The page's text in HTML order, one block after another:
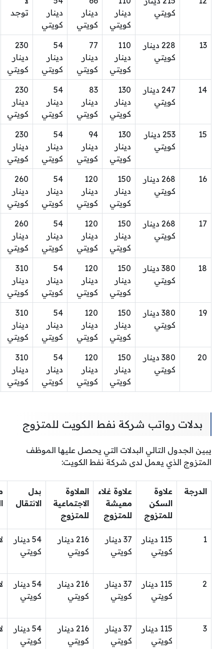
كويتي
دينار
كويتي
دينار
كويتي
دينار
كويتي
توجد
13
228 دينار
كويتي
110
دينار
كويتي
77
دينار
كويتي
54
دينار
كويتي
230
دينار
كويتي
14
247 دينار
كويتي
130
دينار
كويتي
83
دينار
كويتي
54
دينار
كويتي
230
دينار
كويتي
15
253 دينار
كويتي
130
دينار
كويتي
94
دينار
كويتي
54
دينار
كويتي
230
دينار
كويتي
16
268 دينار
كويتي
150
دينار
كويتي
120
دينار
كويتي
54
دينار
كويتي
260
دينار
كويتي
17
268 دينار
كويتي
150
دينار
كويتي
120
دينار
كويتي
54
دينار
كويتي
260
دينار
كويتي
18
380 دينار
كويتي
150
دينار
كويتي
120
دينار
كويتي
54
دينار
كويتي
310
دينار
كويتي
19
380 دينار
كويتي
150
دينار
كويتي
120
دينار
كويتي
54
دينار
كويتي
310
دينار
كويتي
20
380 دينار
كويتي
150
دينار
كويتي
120
دينار
كويتي
54
دينار
كويتي
310
دينار
كويتي
بدلات رواتب شركة نفط الكويت للمتزوج
يبين الجدول التالي البدلات التي يحصل عليها الموظف
المتزوج الذي يعمل لدى شركة نفط الكويت:
الدرجة
علاوة
السكن
للمتزوج
علاوة غلاء
معيشة
للمتزوج
العلاوة
الاجتماعية
للمتزوج
بدل
الانتقال
1
115 دينار
كويتي
37 دينار
كويتي
216 دينار
كويتي
54 دينار
كويتي
2
115 دينار
كويتي
37 دينار
كويتي
216 دينار
كويتي
54 دينار
كويتي
3
115 دينار
كويتي
37 دينار
كويتي
216 دينار
كويتي
54 دينار
كويتي